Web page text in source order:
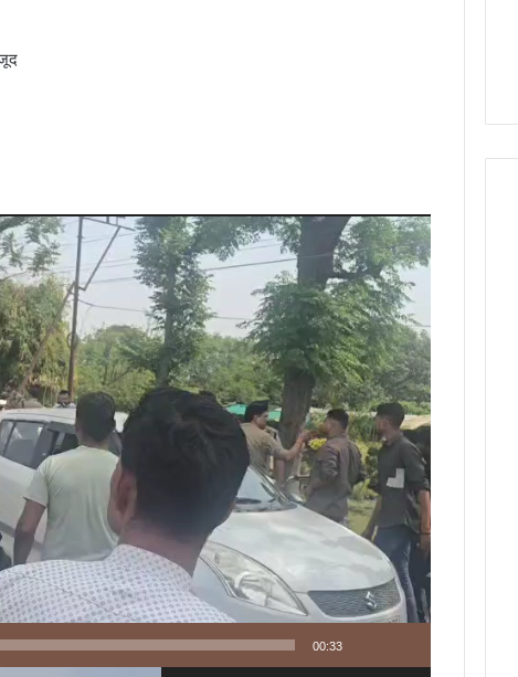
00:33